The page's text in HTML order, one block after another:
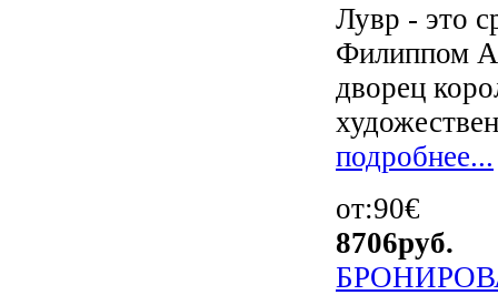
Лувр - это
Филиппом
дворец
подробнее...
от:90€
8706руб.